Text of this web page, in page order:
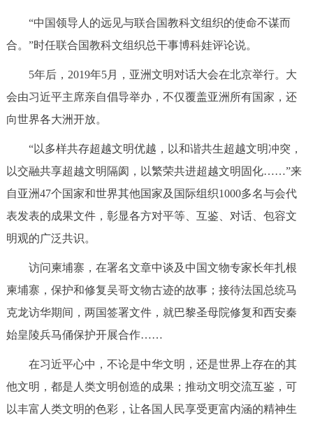
“中国领导人的远见与联合国教科文组织的使命不谋而
合。”时任联合国教科文组织总干事博科娃评论说。
5年后，2019年5月，亚洲文明对话大会在北京举行。大
会由习近平主席亲自倡导举办，不仅覆盖亚洲所有国家，还
向世界各大洲开放。
“以多样共存超越文明优越，以和谐共生超越文明冲突，
以交融共享超越文明隔阂，以繁荣共进超越文明固化……”来
自亚洲47个国家和世界其他国家及国际组织1000多名与会代
表发表的成果文件，彰显各方对平等、互鉴、对话、包容文
明观的广泛共识。
访问柬埔寨，在署名文章中谈及中国文物专家长年扎根
柬埔寨，保护和修复吴哥文物古迹的故事；接待法国总统马
克龙访华期间，两国签署文件，就巴黎圣母院修复和西安秦
始皇陵兵马俑保护开展合作……
在习近平心中，不论是中华文明，还是世界上存在的其
他文明，都是人类文明创造的成果；推动文明交流互鉴，可
以丰富人类文明的色彩，让各国人民享受更富内涵的精神生